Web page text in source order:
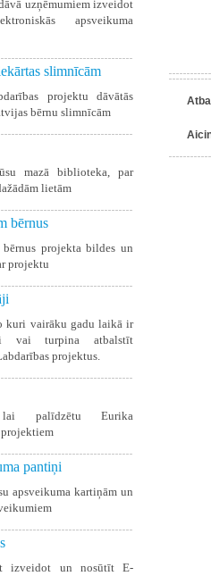
uzņēmumiem izveidot
apsveikuma
slimnīcām
projektu dāvātās
bērnu slimnīcām
mazā biblioteka, par
lietām
bērnus
bērnus projekta bildes un
projektu
kuri vairāku gadu laikā ir
vai turpina atbalstīt
projektus.
palīdzētu Eurika
pantiņi
apsveikuma kartiņām un
izveidot un nosūtīt E-